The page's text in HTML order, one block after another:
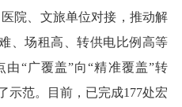
院、文旅单位对接，推动解
、场租高、转供电比例高等
“广覆盖”向“精准覆盖”转
示范。目前，已完成177处宏